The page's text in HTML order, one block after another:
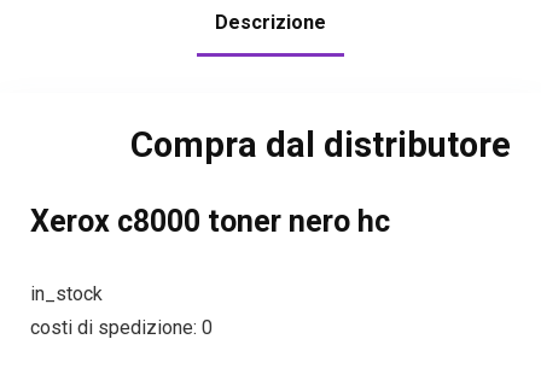
Descrizione
Compra dal distributore
Xerox c8000 toner nero hc
in_stock
costi di spedizione: 0